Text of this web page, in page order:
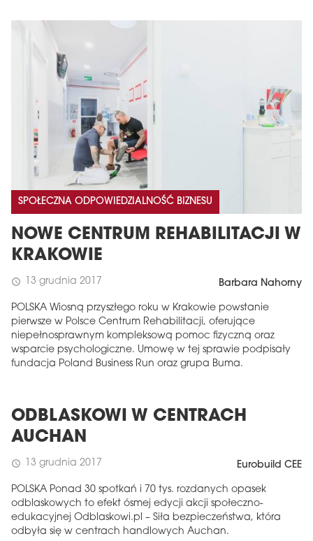
SPOŁECZNA ODPOWIEDZIALNOŚĆ BIZNESU
NOWE CENTRUM REHABILITACJI W
KRAKOWIE
schedule 13 grudnia 2017 Barbara Nahorny
POLSKA Wiosną przyszłego roku w Krakowie powstanie
pierwsze w Polsce Centrum Rehabilitacji, oferujące
niepełnosprawnym kompleksową pomoc fizyczną oraz
wsparcie psychologiczne. Umowę w tej sprawie podpisały
fundacja Poland Business Run oraz grupa Buma.
ODBLASKOWI W CENTRACH
AUCHAN
schedule 13 grudnia 2017 Eurobuild CEE
POLSKA Ponad 30 spotkań i 70 tys. rozdanych opasek
odblaskowych to efekt ósmej edycji akcji społeczno-
edukacyjnej Odblaskowi.pl – Siła bezpieczeństwa, która
odbyła się w centrach handlowych Auchan.